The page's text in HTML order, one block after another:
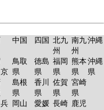
中国 四国 北九
州
南九
州
沖縄
鳥取
県
島根
県
岡山
徳島
県
香川
県
愛媛
福岡
県
佐賀
県
長崎
熊本
県
宮崎
県
鹿児
沖縄
県